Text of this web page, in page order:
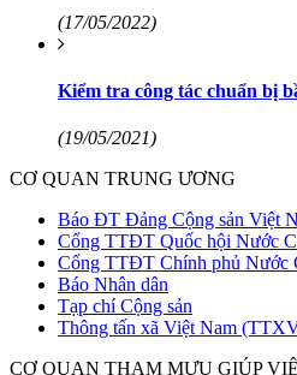
(17/05/2022)
Kiểm tra công tác chuẩn bị
(19/05/2021)
CƠ QUAN TRUNG ƯƠNG
Báo ĐT Đảng Cộng sản Việt
Cổng TTĐT Quốc hội Nước
Cổng TTĐT Chính phủ Nước
Báo Nhân dân
Tạp chí Cộng sản
Thông tấn xã Việt Nam
CƠ QUAN THAM MƯU GIÚP